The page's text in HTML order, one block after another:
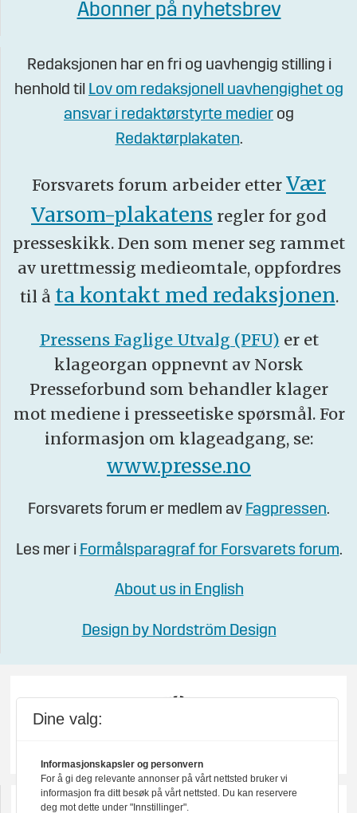
Abonner på nyhetsbrev
Redaksjonen har en fri og uavhengig stilling i
henhold til Lov om redaksjonell uavhengighet og
ansvar i redaktørstyrte medier og
Redaktørplakaten.
Forsvarets forum arbeider etter Vær
Varsom-plakatens regler for god
presseskikk. Den som mener seg rammet
av urettmessig medieomtale, oppfordres
til å ta kontakt med redaksjonen.
Pressens Faglige Utvalg (PFU) er et
klageorgan oppnevnt av Norsk
Presseforbund som behandler klager
mot mediene i presseetiske spørsmål. For
informasjon om klageadgang, se:
www.presse.no
Forsvarets forum er medlem av Fagpressen.
Les mer i Formålsparagraf for Forsvarets forum.
About us in English
Design by Nordström Design
Dine valg:
Informasjonskapsler og personvern
For å gi deg relevante annonser på vårt nettsted bruker vi
informasjon fra ditt besøk på vårt nettsted. Du kan reservere
deg mot dette under "Innstillinger".